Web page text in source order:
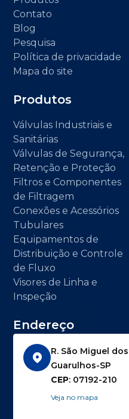
Contato
Blog
Pesquisa
Política de privacidade
Mapa do site
Produtos
Válvulas Industriais e
Sanitárias
Válvulas de Segurança,
Retenção e Proteção
Filtros e Componentes
de Filtragem
Conexões e Acessórios
Tubulares
Equipamentos de
Distribuição e Controle
de Fluxo
Visores de Linha e
Inspeção
Endereço
R. São Miguel
Guarulhos-SP
CEP: 07192-210
Veja no mapa